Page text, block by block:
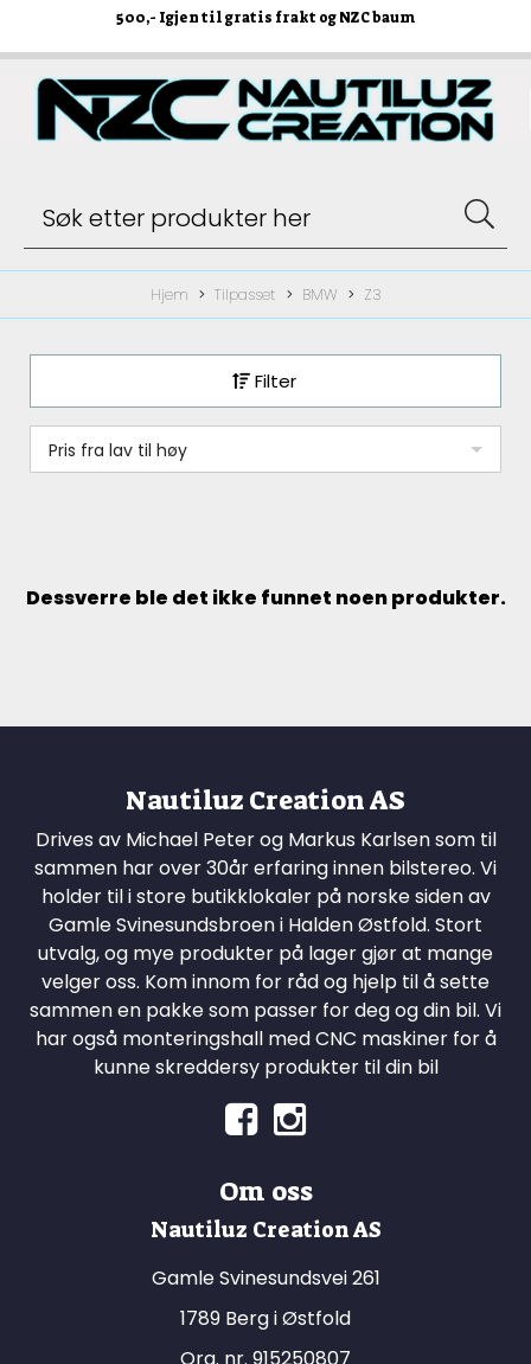
500,- Igjen til gratis frakt og NZC baum
Hjem Tilpasset BMW Z3
Filter
Pris fra lav til høy
Dessverre ble det ikke funnet noen produkter.
Nautiluz Creation AS
Drives av Michael Peter og Markus Karlsen som til
sammen har over 30år erfaring innen bilstereo. Vi
holder til i store butikklokaler på norske siden av
Gamle Svinesundsbroen i Halden Østfold. Stort
utvalg, og mye produkter på lager gjør at mange
velger oss. Kom innom for råd og hjelp til å sette
sammen en pakke som passer for deg og din bil. Vi
har også monteringshall med CNC maskiner for å
kunne skreddersy produkter til din bil
Om oss
Nautiluz Creation AS
Gamle Svinesundsvei 261
1789 Berg i Østfold